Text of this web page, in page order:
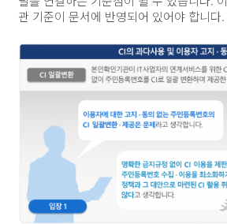
관 기준이 문서에 반영되어 있어야 합니다.